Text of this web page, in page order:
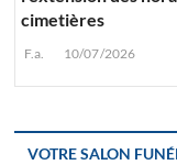
cimetières
F.a. 10/07/2026
VOTRE SALON